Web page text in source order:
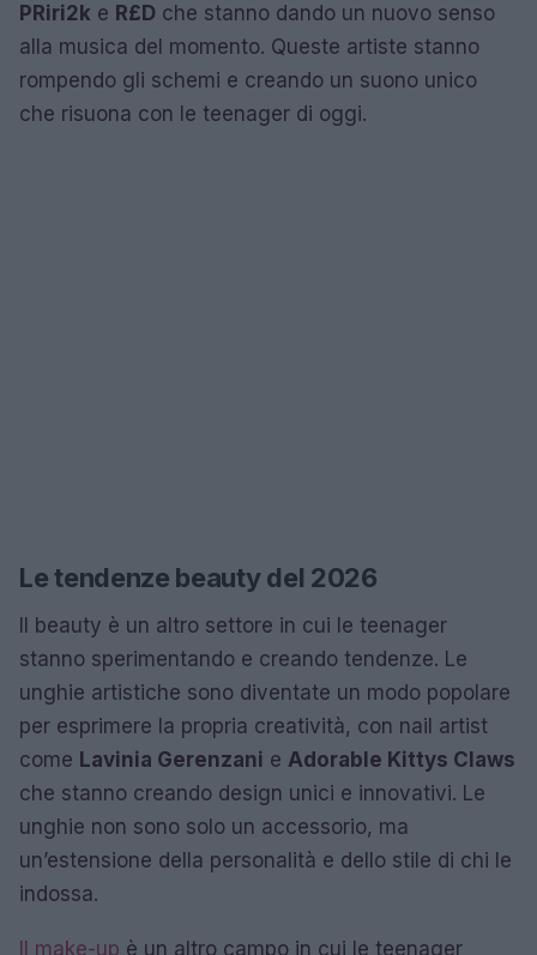
P Riri2k e R£D che stanno dando un nuovo senso
alla musica del momento. Queste artiste stanno
rompendo gli schemi e creando un suono unico
che risuona con le teenager di oggi.
Le tendenze beauty del 2026
Il beauty è un altro settore in cui le teenager
stanno sperimentando e creando tendenze. Le
unghie artistiche sono diventate un modo popolare
per esprimere la propria creatività, con nail artist
come Lavinia Gerenzani e Adorable Kittys Claws
che stanno creando design unici e innovativi. Le
unghie non sono solo un accessorio, ma
un’estensione della personalità e dello stile di chi le
indossa.
Il make-up è un altro campo in cui le teenager